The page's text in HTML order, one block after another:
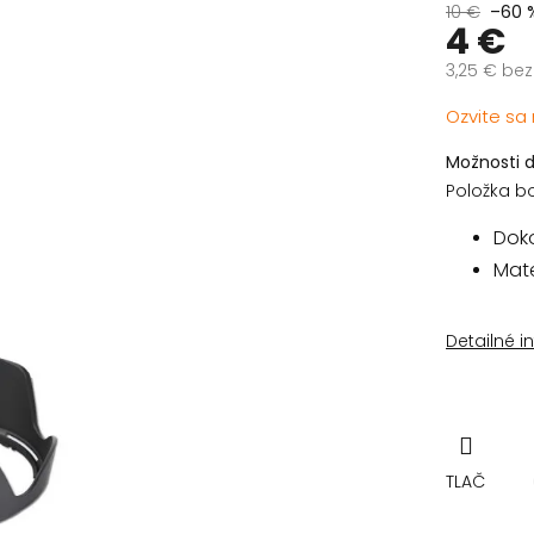
10 € –60
4 €
3,25 € bez
Jednotková
cena:
Ozvite
Možnosti
Položka
Detailné
TLAČ